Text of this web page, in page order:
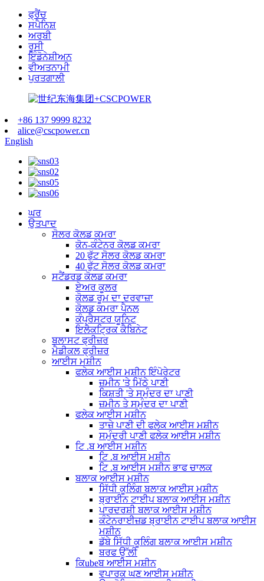
ਫ੍ਰੈਂਚ
ਸਪੈਨਿਸ਼
ਅਰਬੀ
ਰੂਸੀ
ਇੰਡੋਨੇਸ਼ੀਅਨ
ਵੀਅਤਨਾਮੀ
ਪੁਰਤਗਾਲੀ
+86 137 9999 8232
alice@cscpower.cn
English
ਘਰ
ਉਤਪਾਦ
ਸੋਲਰ ਕੋਲਡ ਕਮਰਾ
ਕੋਨ-ਕੰਟੇਨਰ ਕੋਲਡ ਕਮਰਾ
20 ਫੁੱਟ ਸੋਲਰ ਕੋਲਡ ਕਮਰਾ
40 ਫੁੱਟ ਸੋਲਰ ਕੋਲਡ ਕਮਰਾ
ਸਟੈਂਡਰਡ ਕੋਲਡ ਕਮਰਾ
ਏਅਰ ਕੂਲਰ
ਕੋਲਡ ਰੂਮ ਦਾ ਦਰਵਾਜ਼ਾ
ਕੋਲਡ ਕਮਰਾ ਪੈਨਲ
ਕੰਪ੍ਰੈਸਟਰ ਯੂਨਿਟ
ਇਲੈਕਟ੍ਰਿਕ ਕੈਬਿਨੇਟ
ਬਲਾਸਟ ਫ੍ਰੀਜ਼ਰ
ਮੈਡੀਕਲ ਫ੍ਰੀਜ਼ਰ
ਆਈਸ ਮਸ਼ੀਨ
ਫਲੇਕ ਆਈਸ ਮਸ਼ੀਨ ਇੰਪੋਰੇਟਰ
ਜ਼ਮੀਨ 'ਤੇ ਮਿੱਠੇ ਪਾਣੀ
ਕਿਸ਼ਤੀ 'ਤੇ ਸਮੁੰਦਰ ਦਾ ਪਾਣੀ
ਜ਼ਮੀਨ ਤੇ ਸਮੁੰਦਰ ਦਾ ਪਾਣੀ
ਫਲੇਕ ਆਈਸ ਮਸ਼ੀਨ
ਤਾਜ਼ੇ ਪਾਣੀ ਦੀ ਫਲੇਕ ਆਈਸ ਮਸ਼ੀਨ
ਸਮੁੰਦਰੀ ਪਾਣੀ ਫਲੇਕ ਆਈਸ ਮਸ਼ੀਨ
ਟਿ .ਬ ਆਈਸ ਮਸ਼ੀਨ
ਟਿ .ਬ ਆਈਸ ਮਸ਼ੀਨ
ਟਿ .ਬ ਆਈਸ ਮਸ਼ੀਨ ਭਾਫ ਚਾਲਕ
ਬਲਾਕ ਆਈਸ ਮਸ਼ੀਨ
ਸਿੱਧੀ ਕੂਲਿੰਗ ਬਲਾਕ ਆਈਸ ਮਸ਼ੀਨ
ਬ੍ਰਾਈਨ ਟਾਈਪ ਬਲਾਕ ਆਈਸ ਮਸ਼ੀਨ
ਪਾਰਦਰਸ਼ੀ ਬਲਾਕ ਆਈਸ ਮਸ਼ੀਨ
ਕੰਟੇਨਰਾਈਜ਼ਡ ਬ੍ਰਾਈਨ ਟਾਈਪ ਬਲਾਕ ਆਈਸ
ਮਸ਼ੀਨ
ਡੱਬੇ ਸਿੱਧੀ ਕੂਲਿੰਗ ਬਲਾਕ ਆਈਸ ਮਸ਼ੀਨ
ਬਰਫ ਉੱਲੀ
ਕਿubeਬ ਆਈਸ ਮਸ਼ੀਨ
ਵਪਾਰਕ ਘਣ ਆਈਸ ਮਸ਼ੀਨ